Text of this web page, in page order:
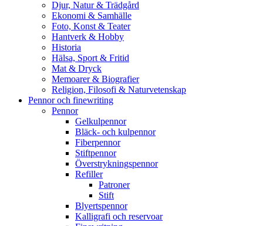
Djur, Natur & Trädgård
Ekonomi & Samhälle
Foto, Konst & Teater
Hantverk & Hobby
Historia
Hälsa, Sport & Fritid
Mat & Dryck
Memoarer & Biografier
Religion, Filosofi & Naturvetenskap
Pennor och finewriting
Pennor
Gelkulpennor
Bläck- och kulpennor
Fiberpennor
Stiftpennor
Överstrykningspennor
Refiller
Patroner
Stift
Blyertspennor
Kalligrafi och reservoar